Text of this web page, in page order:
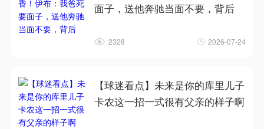
面子，送他奔驰当面不要，背后
2328 2026-07-24
【球迷看点】未来是你的库里儿子
卡农这一招一式很有父亲的样子啊